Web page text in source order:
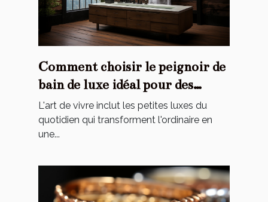
Comment choisir le peignoir de
bain de luxe idéal pour des
moments de détente uniques ?
L'art de vivre inclut les petites luxes du
quotidien qui transforment l'ordinaire en
une...